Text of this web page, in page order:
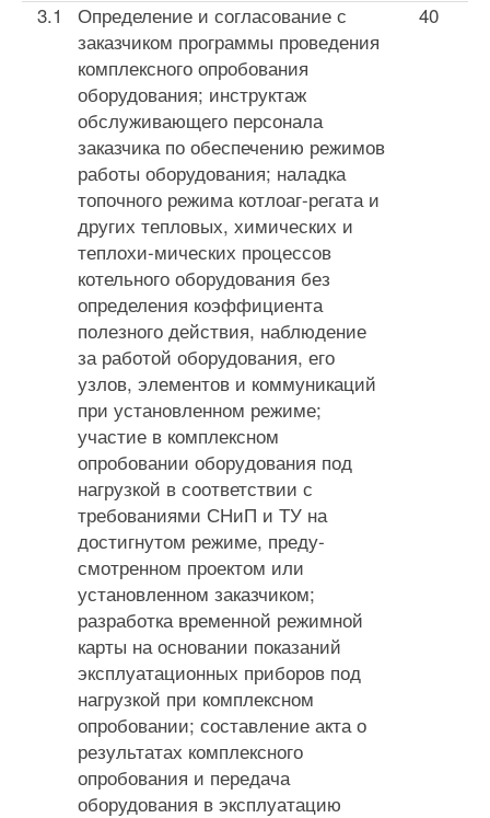
3.1
Определение и согласование с
заказчиком про­граммы проведения
комплексного опробования
оборудования; инструктаж
обслуживающего пер­сонала
заказчика по обеспечению режимов
работы оборудования; наладка
топочного режима котлоаг-регата и
других тепловых, химических и
теплохи-мических процессов
котельного оборудования без
определения коэффициента
полезного действия, наблюдение
за работой оборудования, его
узлов, элементов и коммуникаций
при установленном ре­жиме;
участие в комплексном
опробовании обору­дования под
нагрузкой в соответствии с
требова­ниями СНиП и ТУ на
достигнутом режиме, преду­
смотренном проектом или
установленном заказчи­ком;
разработка временной режимной
карты на ос­новании показаний
эксплуатационных приборов под
нагрузкой при комплексном
опробовании; состав­ление акта о
результатах комплексного
опробова­ния и передача
оборудования в эксплуатацию
40